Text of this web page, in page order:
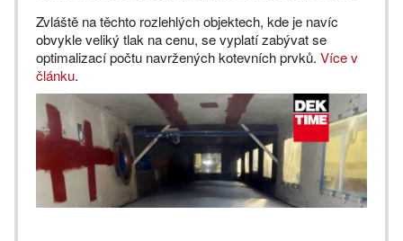
Zvláště na těchto rozlehlých objektech, kde je navíc
obvykle veliký tlak na cenu, se vyplatí zabývat se
optimalizací počtu navržených kotevních prvků. Více v
článku.